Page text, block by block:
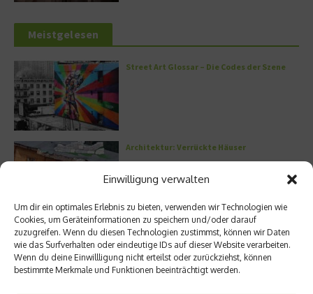
Einwilligung verwalten
Um dir ein optimales Erlebnis zu bieten, verwenden wir Technologien wie
Cookies, um Geräteinformationen zu speichern und/oder darauf
zuzugreifen. Wenn du diesen Technologien zustimmst, können wir Daten
wie das Surfverhalten oder eindeutige IDs auf dieser Website verarbeiten.
Wenn du deine Einwillligung nicht erteilst oder zurückziehst, können
bestimmte Merkmale und Funktionen beeinträchtigt werden.
Meistgelesen
Street Art Glossar – Die Codes der Szene
Architektur: Verrückte Häuser
Kann man Hunde vegan ernähren?